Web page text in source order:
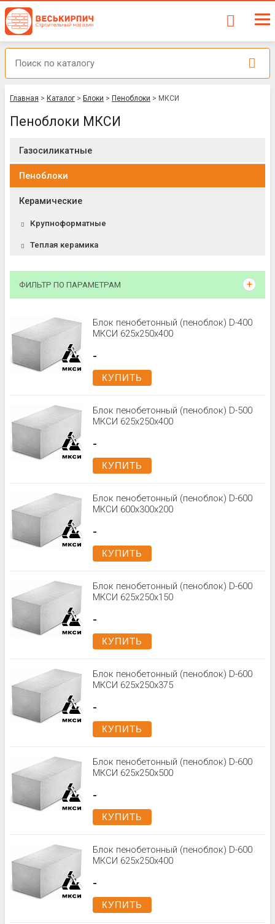
Главная > Каталог > Блоки > Пеноблоки > МКСИ
Пеноблоки МКСИ
Газосиликатные
Пеноблоки
Керамические
Крупноформатные
Теплая керамика
ФИЛЬТР ПО ПАРАМЕТРАМ
Блок пенобетонный (пеноблок) D-400
МКСИ 625х250х400
-
КУПИТЬ
Блок пенобетонный (пеноблок) D-500
МКСИ 625х250х400
-
КУПИТЬ
Блок пенобетонный (пеноблок) D-600
МКСИ 600x300x200
-
КУПИТЬ
Блок пенобетонный (пеноблок) D-600
МКСИ 625x250x150
-
КУПИТЬ
Блок пенобетонный (пеноблок) D-600
МКСИ 625x250x375
-
КУПИТЬ
Блок пенобетонный (пеноблок) D-600
МКСИ 625x250x500
-
КУПИТЬ
Блок пенобетонный (пеноблок) D-600
МКСИ 625x250x400
-
КУПИТЬ